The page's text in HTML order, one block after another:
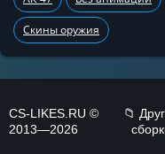
Скины оружия
CS-LIKES.RU ©
2013—2026
📁